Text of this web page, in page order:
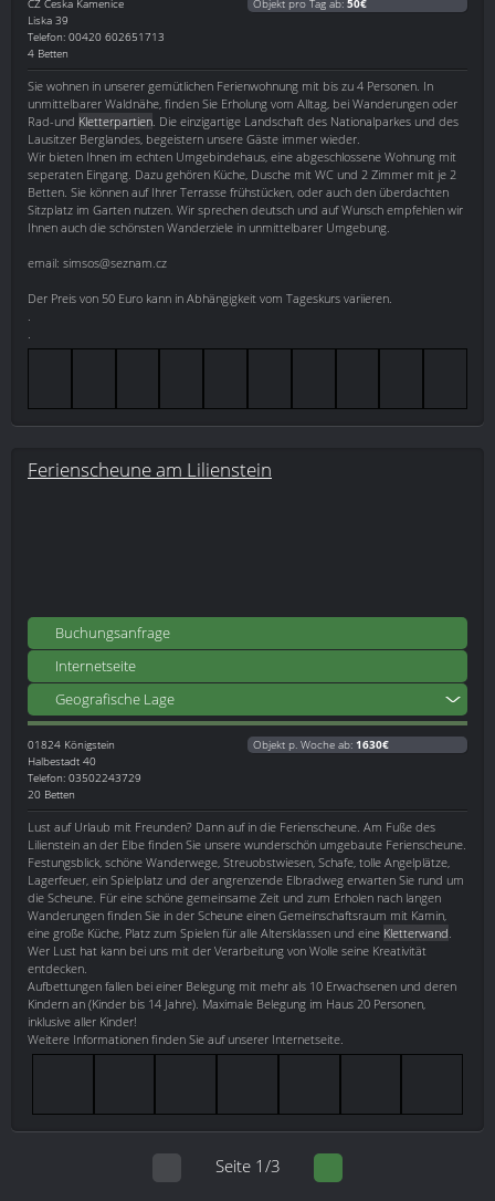
Liska 39
Telefon: 00420 602651713
4 Betten
Sie wohnen in unserer gemütlichen Ferienwohnung mit bis zu 4 Personen. In
unmittelbarer Waldnähe, finden Sie Erholung vom Alltag, bei Wanderungen oder
Rad-und Kletterpartien . Die einzigartige Landschaft des Nationalparkes und des
Lausitzer Berglandes, begeistern unsere Gäste immer wieder.
Wir bieten Ihnen im echten Umgebindehaus, eine abgeschlossene Wohnung mit
seperaten Eingang. Dazu gehören Küche, Dusche mit WC und 2 Zimmer mit je 2
Betten. Sie können auf Ihrer Terrasse frühstücken, oder auch den überdachten
Sitzplatz im Garten nutzen. Wir sprechen deutsch und auf Wunsch empfehlen wir
Ihnen auch die schönsten Wanderziele in unmittelbarer Umgebung.
email: simsos@seznam.cz
Der Preis von 50 Euro kann in Abhängigkeit vom Tageskurs variieren.
Ferienscheune am Lilienstein
Buchungsanfrage
Internetseite
Geografische Lage
01824 Königstein
Halbestadt 40
Telefon: 03502243729
20 Betten
Objekt p. Woche ab: 1630€
Lust auf Urlaub mit Freunden? Dann auf in die Ferienscheune. Am Fuße des
Lilienstein an der Elbe finden Sie unsere wunderschön umgebaute Ferienscheune.
Festungsblick, schöne Wanderwege, Streuobstwiesen, Schafe, tolle Angelplätze,
Lagerfeuer, ein Spielplatz und der angrenzende Elbradweg erwarten Sie rund um
die Scheune. Für eine schöne gemeinsame Zeit und zum Erholen nach langen
Wanderungen finden Sie in der Scheune einen Gemeinschaftsraum mit Kamin,
eine große Küche, Platz zum Spielen für alle Altersklassen und eine Kletterwand
Wer Lust hat kann bei uns mit der Verarbeitung von Wolle seine Kreativität
entdecken.
Aufbettungen fallen bei einer Belegung mit mehr als 10 Erwachsenen und deren
Kindern an (Kinder bis 14 Jahre). Maximale Belegung im Haus 20 Personen,
inklusive aller Kinder!
Weitere Informationen finden Sie auf unserer Internetseite.
Seite 1/3